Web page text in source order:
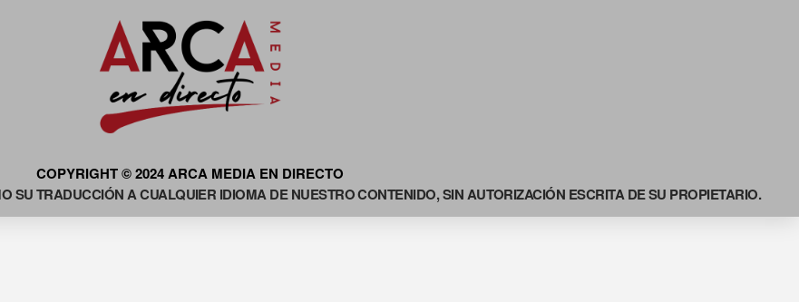
COPYRIGHT © 2024 ARCA MEDIA EN DIRECTO
SU TRADUCCIÓN A CUALQUIER IDIOMA DE NUESTRO CONTENIDO, SIN AUTORIZACIÓN ESCRITA DE SU PROPIETARIO.